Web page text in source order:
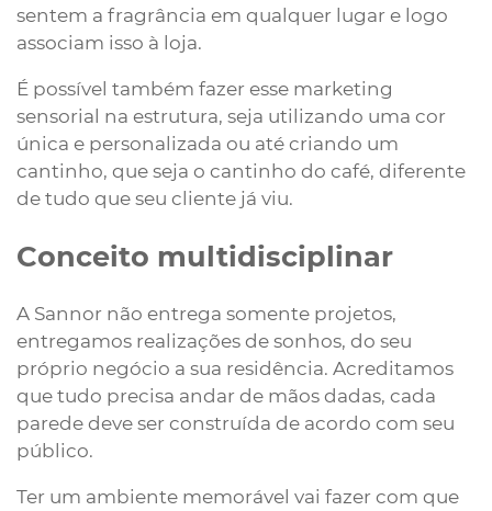
sentem a fragrância em qualquer lugar e logo
associam isso à loja.
É possível também fazer esse marketing
sensorial na estrutura, seja utilizando uma cor
única e personalizada ou até criando um
cantinho, que seja o cantinho do café, diferente
de tudo que seu cliente já viu.
Conceito multidisciplinar
A Sannor não entrega somente projetos,
entregamos realizações de sonhos, do seu
próprio negócio a sua residência. Acreditamos
que tudo precisa andar de mãos dadas, cada
parede deve ser construída de acordo com seu
público.
Ter um ambiente memorável vai fazer com que